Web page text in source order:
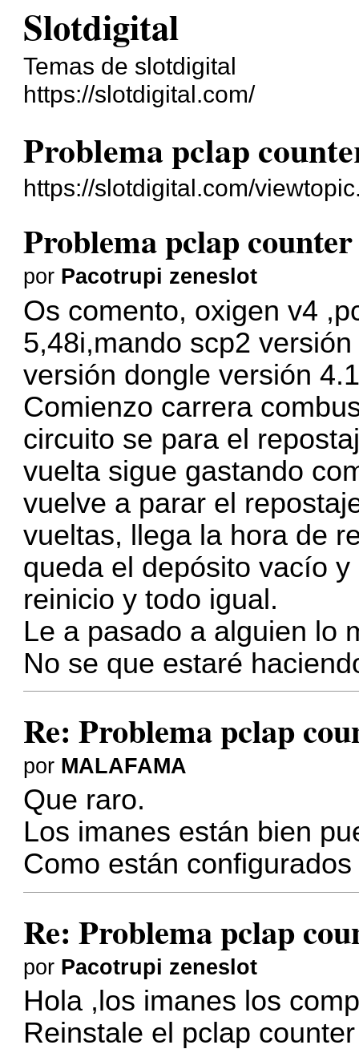
Slotdigital
Temas de slotdigital
https://slotdigital.com/
Problema pclap
https://slotdigital.com/
Problema pclap
por Pacotrupi zeneslot
Os comento, oxigen v4
5,48i,mando scp2
versión dongle versión
Comienzo carrera
circuito se para el
vuelta sigue gastando
vuelve a parar el
vueltas, llega la hora de
queda el depósito vacío
reinicio y todo igual.
Le a pasado a alguien lo
No se que estaré
Re: Problema pclap
por MALAFAMA
Que raro.
Los imanes están bien
Como están
Re: Problema pclap
por Pacotrupi zeneslot
Hola ,los imanes los
Reinstale el pclap